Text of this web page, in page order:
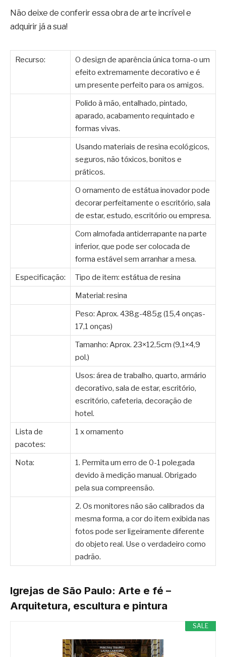
Não deixe de conferir essa obra de arte incrível e
adquirir já a sua!
Recurso:
O design de aparência única torna-o um
efeito extremamente decorativo e é
um presente perfeito para os amigos.
Polido à mão, entalhado, pintado,
aparado, acabamento requintado e
formas vivas.
Usando materiais de resina ecológicos,
seguros, não tóxicos, bonitos e
práticos.
O ornamento de estátua inovador pode
decorar perfeitamente o escritório, sala
de estar, estudo, escritório ou empresa.
Com almofada antiderrapante na parte
inferior, que pode ser colocada de
forma estável sem arranhar a mesa.
Especificação:
Tipo de item: estátua de resina
Material: resina
Peso: Aprox. 438g-485g (15,4 onças-
17,1 onças)
Tamanho: Aprox. 23×12,5cm (9,1×4,9
pol.)
Usos: área de trabalho, quarto, armário
decorativo, sala de estar, escritório,
escritório, cafeteria, decoração de
hotel.
Lista de
pacotes:
1 x ornamento
Nota:
1. Permita um erro de 0-1 polegada
devido à medição manual. Obrigado
pela sua compreensão.
2. Os monitores não são calibrados da
mesma forma, a cor do item exibida nas
fotos pode ser ligeiramente diferente
do objeto real. Use o verdadeiro como
padrão.
Igrejas de São Paulo: Arte e fé –
Arquitetura, escultura e pintura
SALE